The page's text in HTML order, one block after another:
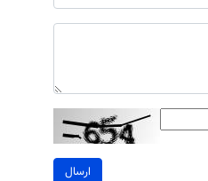
ارسال